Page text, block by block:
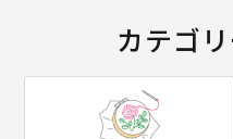
カテゴ